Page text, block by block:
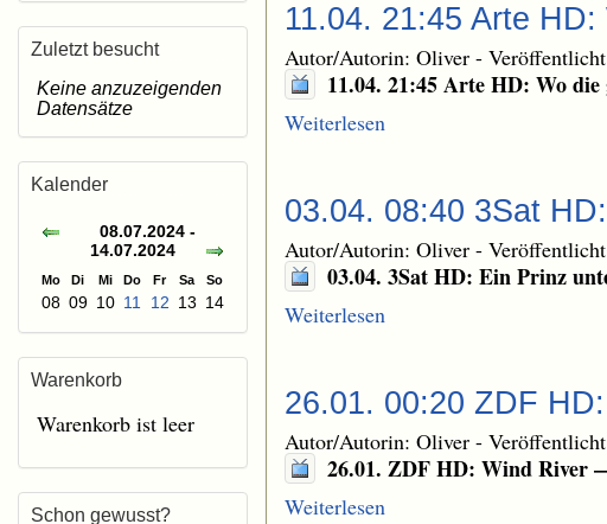
11.04. 21:45 Arte
Autor/Autorin: Oliver -
11.04. 21:45 Arte HD: Wo
Weiterlesen
03.04. 08:40 3Sat
Autor/Autorin: Oliver -
03.04. 3Sat HD: Ein Prinz
Weiterlesen
26.01. 00:20 ZDF
Autor/Autorin: Oliver -
26.01. ZDF HD: Wind River
Weiterlesen
Zuletzt besucht
Keine anzuzeigenden
Datensätze
Kalender
08.07.2024 -
14.07.2024
Mo Di Mi Do Fr Sa So
08 09 10 11 12 13 14
Warenkorb
Warenkorb ist leer
Schon gewusst?